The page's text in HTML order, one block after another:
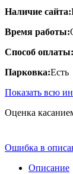
Наличие сайта:
Время работы:
Способ оплаты:
Парковка:Есть
Показать всю
Оценка
Ошибка в
Описание